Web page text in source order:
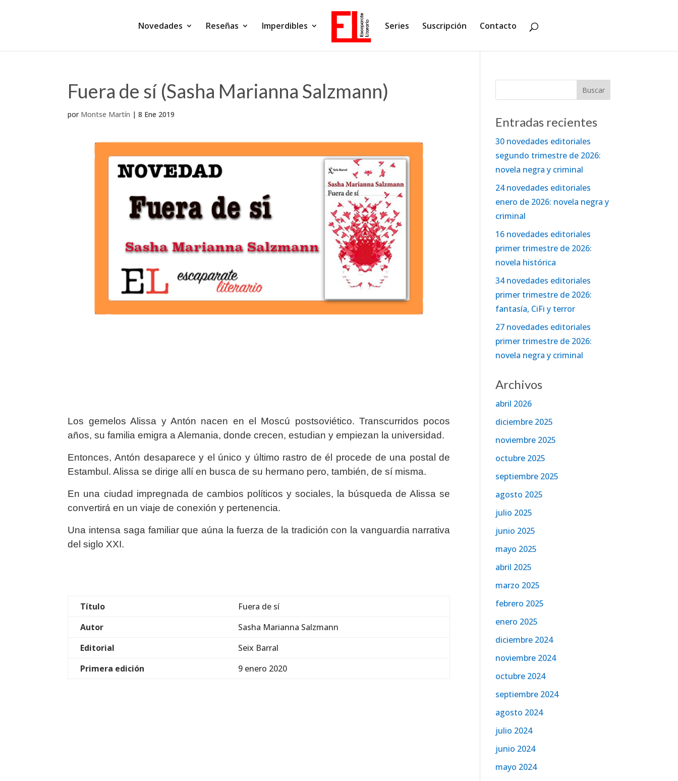
Novedades Reseñas Imperdibles Series Suscripción Contacto
Fuera de sí (Sasha Marianna Salzmann)
por Montse Martín |8 Ene 2019
Los gemelos Alissa y Antón nacen en el Moscú postsoviético. Transcurridos pocos
años, su familia emigra a Alemania, donde crecen, estudian y empiezan la universidad.
Entonces, Antón desaparece y el único y último rastro de él procede de una postal de
Estambul. Alissa se dirige allí en busca de su hermano pero, también, de sí misma.
En una ciudad impregnada de cambios políticos y sociales, la búsqueda de Alissa se
convertirá en un viaje de conexión y pertenencia.
Una intensa saga familiar que aúna la fuerza de la tradición con la vanguardia narrativa
del siglo XXI.
Título
Fuera de sí
Autor
Sasha Marianna Salzmann
Editorial
Seix Barral
Primera edición
9 enero 2020
Entradas recientes
30 novedades editoriales
segundo trimestre de 2026:
novela negra y criminal
24 novedades editoriales
enero de 2026: novela negra y
criminal
16 novedades editoriales
primer trimestre de 2026:
novela histórica
34 novedades editoriales
primer trimestre de 2026:
fantasía, CiFi y terror
27 novedades editoriales
primer trimestre de 2026:
novela negra y criminal
Archivos
abril 2026
diciembre 2025
noviembre 2025
octubre 2025
septiembre 2025
agosto 2025
julio 2025
junio 2025
mayo 2025
abril 2025
marzo 2025
febrero 2025
enero 2025
diciembre 2024
noviembre 2024
octubre 2024
septiembre 2024
agosto 2024
julio 2024
junio 2024
mayo 2024